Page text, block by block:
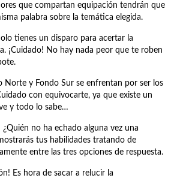
que compartan equipación tendrán que
palabra sobre la temática elegida.
tienes un disparo para acertar la
¡Cuidado! No hay nada peor que te roben
Norte y Fondo Sur se enfrentan por ser los
con equivocarte, ya que existe un
y todo lo sabe…
¿Quién no ha echado alguna vez una
tus habilidades tratando de
entre las tres opciones de respuesta.
Es hora de sacar a relucir la